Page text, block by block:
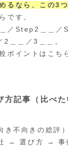
るなら、この3
です。
／Step2＿＿／
2＿＿／3＿＿。
ポイントはこ
記事（比べた
き不向きの総
→ 選び方 →